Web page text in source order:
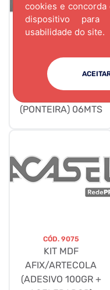
cookies e concorda
dispositivo para
usabilidade do site.
CÓD.
PUXADOR DES-312
(PONTEIRA) 06MTS
CÓD. 9075
KIT MDF
AFIX/ARTECOLA
(ADESIVO 100GR +